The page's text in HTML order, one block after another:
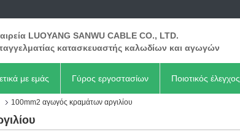
LUOYANG SANWU CABLE CO., LTD.
κατασκευαστής καλωδίων και αγωγών
με εμάς Γύρος εργοστασίων Ποιοτικός έλεγχος
100mm2 αγωγός κραμάτων αργιλίου